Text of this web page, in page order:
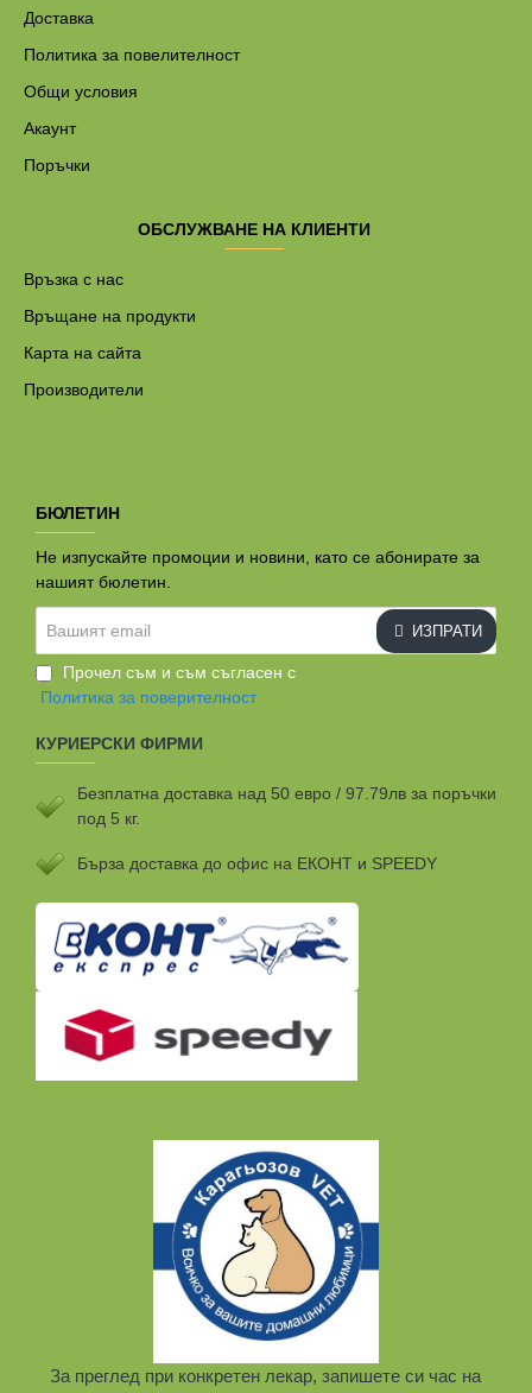
Доставка
Политика за повелителност
Общи условия
Акаунт
Поръчки
ОБСЛУЖВАНЕ НА КЛИЕНТИ
Връзка с нас
Връщане на продукти
Карта на сайта
Производители
БЮЛЕТИН
Не изпускайте промоции и новини, като се абонирате за
нашият бюлетин.
email
ИЗПРАТИ
Прочел съм и съм съгласен с
Политика за поверителност
КУРИЕРСКИ ФИРМИ
Безплатна доставка над 50 евро / 97.79лв за поръчки
под 5 кг.
Бързa доставка до офис на ЕКОНТ и SPEEDY
За преглед при конкретен лекар, запишете си час на